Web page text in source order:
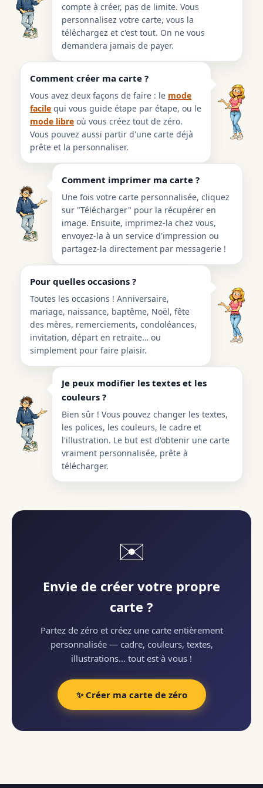
compte à créer, pas de limite. Vous
personnalisez votre carte, vous la
téléchargez et c'est tout. On ne vous
demandera jamais de payer.
Comment créer ma carte ?
Vous avez deux façons de faire : le mode
facile qui vous guide étape par étape, ou le
mode libre où vous créez tout de zéro.
Vous pouvez aussi partir d'une carte déjà
prête et la personnaliser.
Comment imprimer ma carte ?
Une fois votre carte personnalisée, cliquez
sur "Télécharger" pour la récupérer en
image. Ensuite, imprimez-la chez vous,
envoyez-la à un service d'impression ou
partagez-la directement par messagerie !
Pour quelles occasions ?
Toutes les occasions ! Anniversaire,
mariage, naissance, baptême, Noël, fête
des mères, remerciements, condoléances,
invitation, départ en retraite… ou
simplement pour faire plaisir.
Je peux modifier les textes et les
couleurs ?
Bien sûr ! Vous pouvez changer les textes,
les polices, les couleurs, le cadre et
l'illustration. Le but est d'obtenir une carte
vraiment personnalisée, prête à
télécharger.
✉️
Envie de créer votre propre
carte ?
Partez de zéro et créez une carte entièrement
personnalisée — cadre, couleurs, textes,
illustrations… tout est à vous !
✨ Créer ma carte de zéro